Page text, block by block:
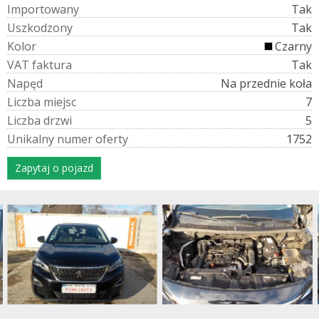
Importowany
Tak
Uszkodzony
Tak
Kolor
Czarny
VAT faktura
Tak
Napęd
Na przednie koła
Liczba miejsc
7
Liczba drzwi
5
Unikalny numeroferty 1752
Zapytaj o pojazd